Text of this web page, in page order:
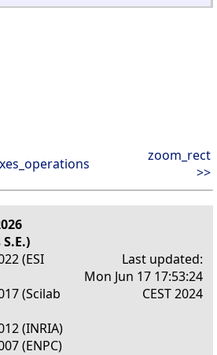
zoom_rect
>>
(ESI
(Scilab
(INRIA)
(ENPC)
Last updated:
Mon Jun 17 17:53:24
CEST 2024